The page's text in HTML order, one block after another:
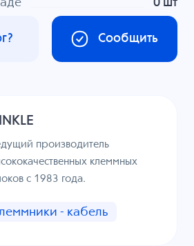
0 шт
Сообщить
производитель
клеммных
с 1983 года.
- кабель